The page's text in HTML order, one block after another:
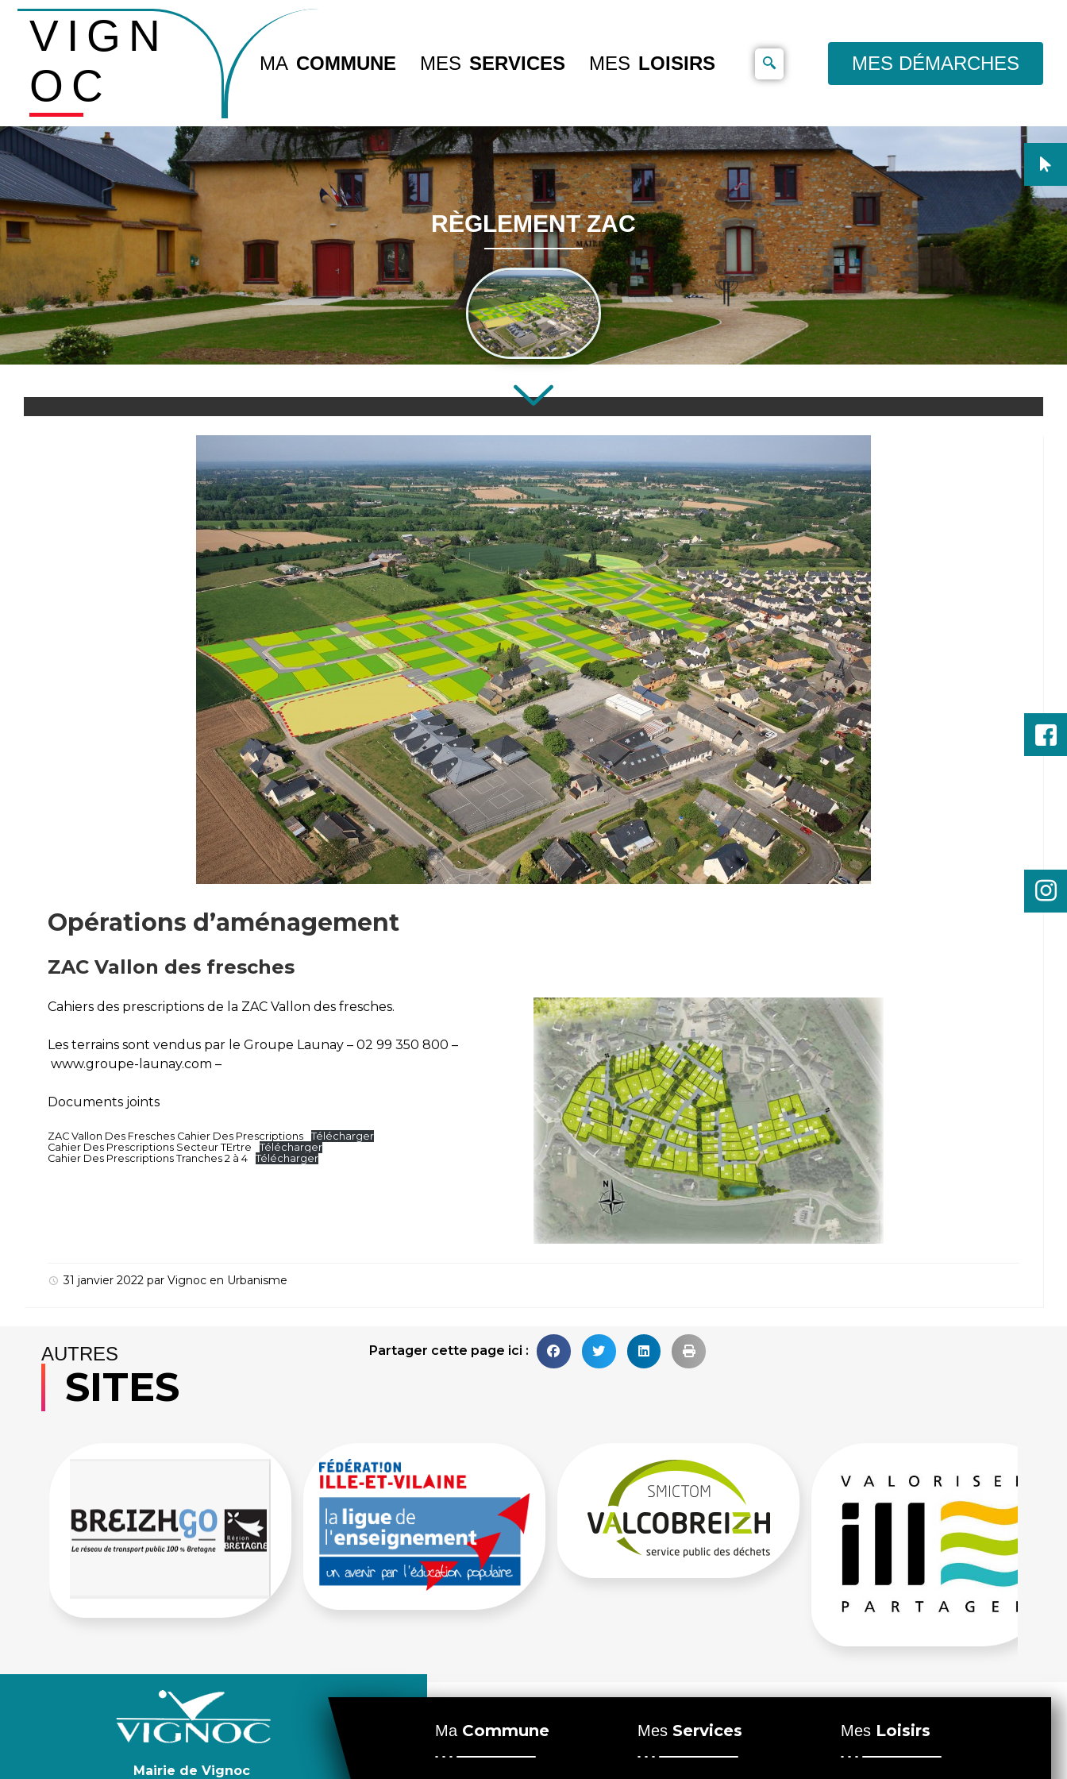
VIGN
OC
MA COMMUNE MES SERVICES MES LOISIRS MES DÉMARCHES
RÈGLEMENT ZAC
Opérations d’aménagement
ZAC Vallon des fresches
Cahiers des prescriptions de la ZAC Vallon des fresches.
Les terrains sont vendus par le Groupe Launay – 02 99 350 800 –
www.groupe-launay.com –
Documents joints
ZAC Vallon Des Fresches Cahier Des Prescriptions
Télécharger
Cahier Des Prescriptions Secteur TErtre
Télécharger
Cahier Des Prescriptions Tranches 2 à 4
Télécharger
31 janvier 2022 par Vignoc en Urbanisme
Partager cette page ici :
AUTRES
SITES
Mairie de Vignoc
Ma Commune MesServices Mes Loisirs